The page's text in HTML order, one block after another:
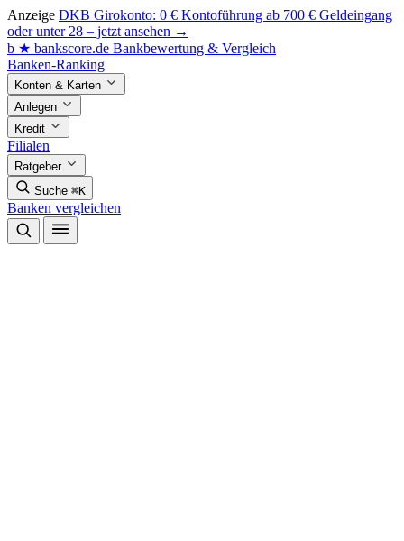
Anzeige DKB Girokonto: 0 € Kontoführung ab 700 € Geldeingang
oder unter 28 – jetzt ansehen →
b ★ bankscore.de Bankbewertung & Vergleich
Banken-Ranking
Konten & Karten
Anlegen
Kredit
Filialen
Ratgeber
Suche ⌘K
Banken vergleichen